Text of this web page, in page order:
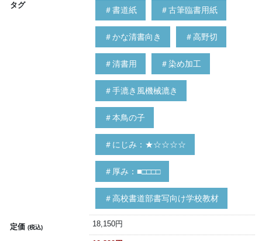
タグ
＃書道紙 ＃古筆臨書用紙
＃かな清書向き ＃高野切
＃清書用 ＃染め加工
＃手漉き風機械漉き
＃本鳥の子
＃にじみ：★☆☆☆☆
＃厚み：■□□□□
＃高校書道部書写向け学校教材
定価 (税込) 18,150円